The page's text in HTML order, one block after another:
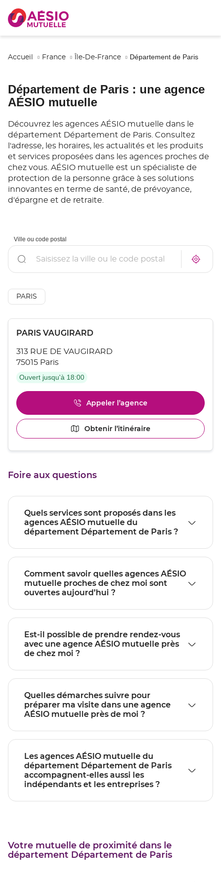
Accueil France Île-De-France Département de Paris
Département de Paris : une agence
AÉSIO mutuelle
Découvrez les agences AÉSIO mutuelle dans le
département Département de Paris. Consultez
l'adresse, les horaires, les actualités et les produits
et services proposées dans les agences proches de
chez vous. AÉSIO mutuelle est un spécialiste de
protection de la personne grâce à ses solutions
innovantes en terme de santé, de prévoyance,
d'épargne et de retraite.
À
Ville ou code postal
Rechercher
un
de
vente
AÉSIO
PARIS
sur
touche
ENTRÉE
pour
obtenir
plus
amples
informations
[ECHAP
pour
Point
vente
PARIS VAUGIRARD
313 RUE DE VAUGIRARD
75015 Paris
Ouvert jusqu'à 18:00
Appeler l’agence
Afficher
le
numéro
de
du
VAUGIRARD
Obtenir l’itinéraire
jusqu'au
de
Foire aux questions
Quels services sont proposés dans les
agences AÉSIO mutuelle du
département Département de Paris ?
Comment savoir quelles agences AÉSIO
mutuelle proches de chez moi sont
ouvertes aujourd’hui ?
Est-il possible de prendre rendez-vous
avec une agence AÉSIO mutuelle près
de chez moi ?
Quelles démarches suivre pour
préparer ma visite dans une agence
AÉSIO mutuelle près de moi ?
Les agences AÉSIO mutuelle du
département Département de Paris
accompagnent-elles aussi les
indépendants et les entreprises ?
Votre mutuelle de proximité dans le
département Département de Paris